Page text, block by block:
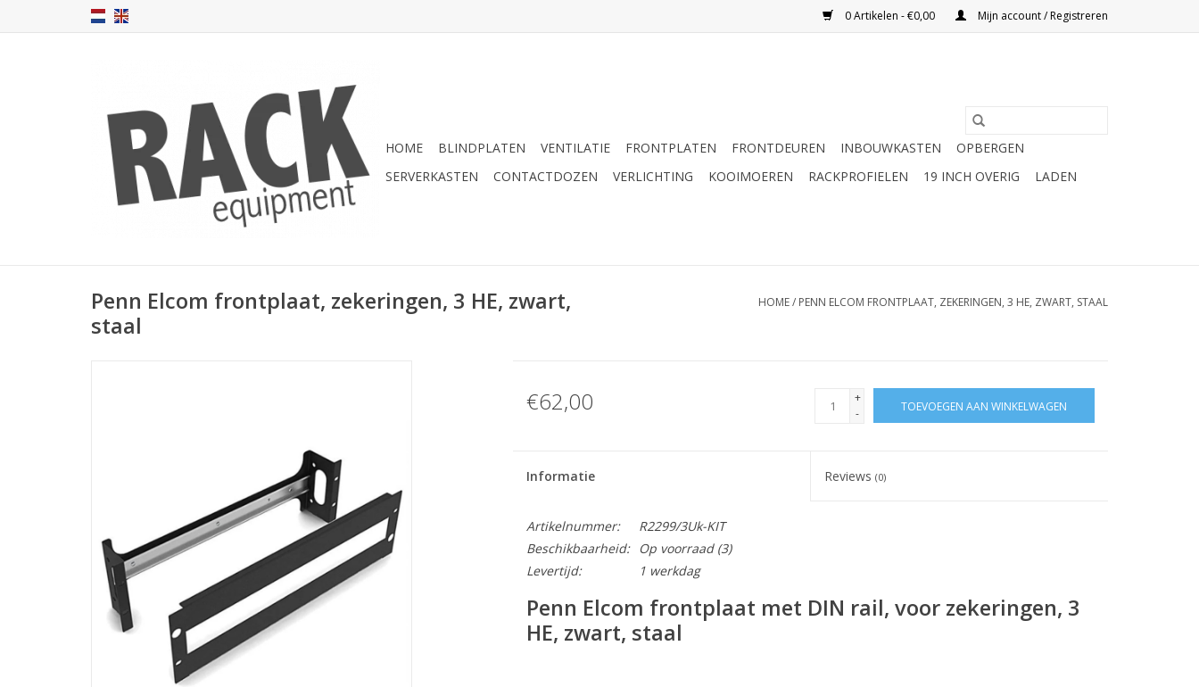
0 Artikelen - €0,00 Mijn account / Registreren
HOME BLINDPLATEN VENTILATIE FRONTPLATEN FRONTDEUREN INBOUWKASTEN
OPBERGEN
SERVERKASTEN
CONTACTDOZEN VERLICHTING KOOIMOEREN RACKPROFIELEN 19 INCH OVERIG LADEN
Penn Elcom frontplaat, zekeringen, 3 HE, zwart,
staal
HOME/ PENN ELCOM FRONTPLAAT, ZEKERINGEN, 3 HE, ZWART, STAAL
€62,00
+
-
TOEVOEGEN AAN WINKELWAGEN
Informatie Reviews(0)
Artikelnummer:
R2299/3Uk-KIT
Beschikbaarheid:
Op voorraad(3)
Levertijd:
1 werkdag
Penn Elcom frontplaat met DIN rail, voor zekeringen, 3
HE, zwart, staal